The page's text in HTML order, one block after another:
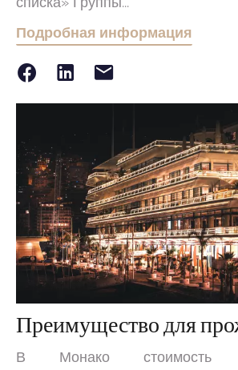
Подробная информация
Преимущество для
В Монако стоимость